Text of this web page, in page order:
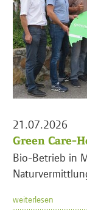
21.07.2026
Green Care-
Bio-Betrieb in
weiterlesen